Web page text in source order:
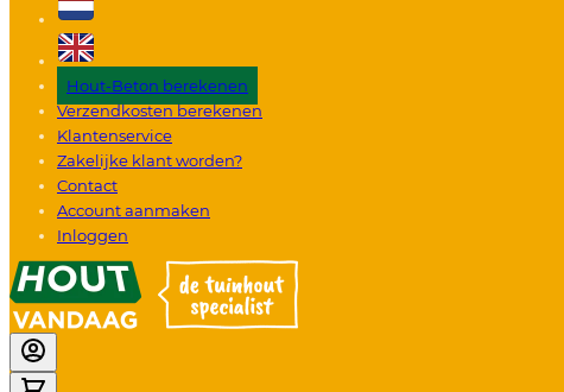
Hout-Beton berekenen
Verzendkosten berekenen
Klantenservice
Zakelijke klant worden?
Contact
Account aanmaken
Inloggen